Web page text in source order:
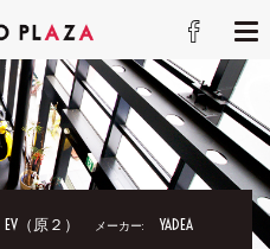
EV（原２） メーカー: YADEA